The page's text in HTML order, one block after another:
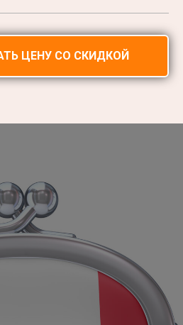
ЦЕНУ СО СКИДКОЙ